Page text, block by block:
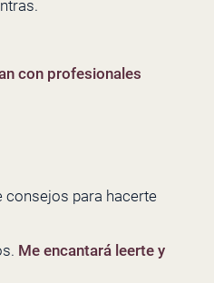
con profesionales
consejos para hacerte
Me encantará leerte y